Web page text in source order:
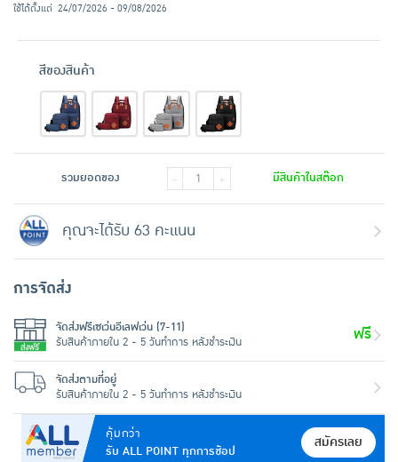
คุ้มกว่า
รับ ALL POINT ทุกการช้อป
สมัครเลย
ใช้ได้ตั้งแต่ 24/07/2026 - 09/08/2026
สีของสินค้า
รวมยอดของ - + มีสินค้าในสต๊อก
คุณจะได้รับ 63 คะแนน
การจัดส่ง
จัดส่งฟรีเซเว่นอีเลฟเว่น (7-11)
รับสินค้าภายใน 2 - 5 วันทำการ หลังชำระเงิน
ฟรี
จัดส่งตามที่อยู่
รับสินค้าภายใน 2 - 5 วันทำการ หลังชำระเงิน